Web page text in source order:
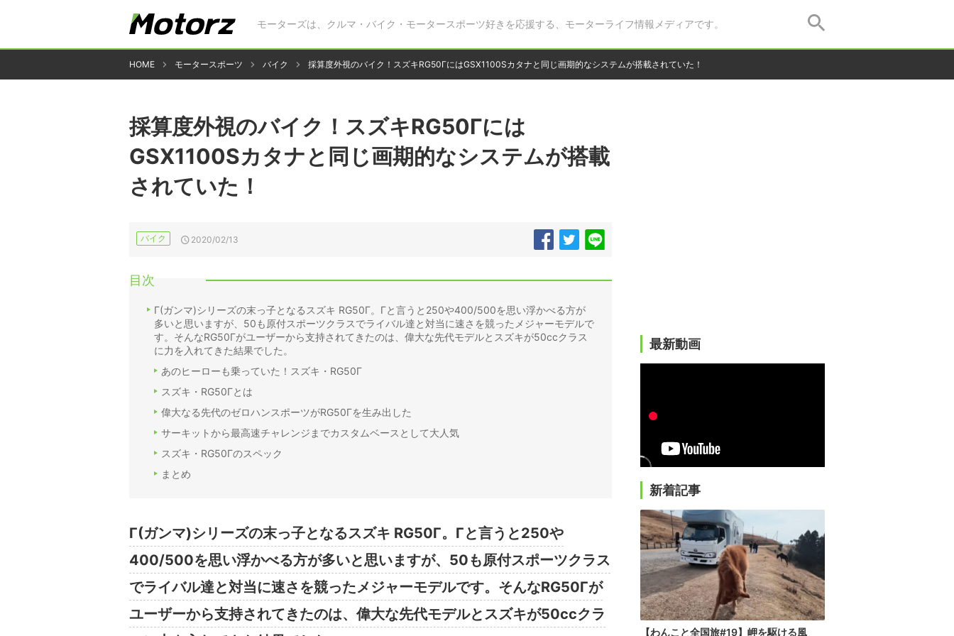
モーターズは、クルマ・バイク・モータースポーツ好きを応援する、モーターライフ情報メディアです。
HOME モータースポーツ バイク 採算度外視のバイク！スズキRG50ΓにはGSX1100Sカタナと同じ画期的なシステムが搭載されていた！
採算度外視のバイク！スズキRG50Γには
GSX1100Sカタナと同じ画期的なシステムが搭載
されていた！
バイク 2020/02/13
目次
Γ(ガンマ)シリーズの末っ子となるスズキ RG50Γ。Γと言うと250や400/500を思い浮かべる方が
多いと思いますが、50も原付スポーツクラスでライバル達と対当に速さを競ったメジャーモデルで
す。そんなRG50Γがユーザーから支持されてきたのは、偉大な先代モデルとスズキが50ccクラス
に力を入れてきた結果でした。
あのヒーローも乗っていた！スズキ・RG50Γ
スズキ・RG50Γとは
偉大なる先代のゼロハンスポーツがRG50Γを生み出した
サーキットから最高速チャレンジまでカスタムベースとして大人気
スズキ・RG50Γのスペック
まとめ
Γ(ガンマ)シリーズの末っ子となるスズキ RG50Γ。Γと言うと250や
400/500を思い浮かべる方が多いと思いますが、50も原付スポーツクラス
でライバル達と対当に速さを競ったメジャーモデルです。そんなRG50Γが
ユーザーから支持されてきたのは、偉大な先代モデルとスズキが50ccクラ
最新動画
新着記事
【わんこと全国旅#19】岬を駆ける風